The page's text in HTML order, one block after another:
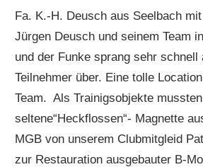
Fa. K.-H. Deusch aus Seelbach
Jürgen Deusch und seinem
und der Funke sprang sehr schnell
Teilnehmer über. Eine tolle
Team. Als Trainigsobjekte
seltene“Heckflossen“- Magnette
MGB von unserem Clubmitgleid
zur Restauration ausgebauter B-